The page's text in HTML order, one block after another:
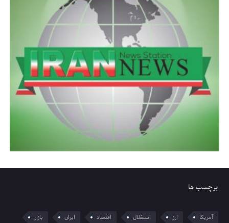
برچسب ها
آمریکا ارز استقلال اقتصاد ایران
بازار